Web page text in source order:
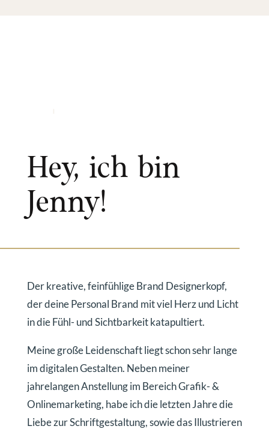
Hey, ich bin
Jenny!
Der kreative, feinfühlige Brand Designerkopf,
der deine Personal Brand mit viel Herz und Licht
in die Fühl- und Sichtbarkeit katapultiert.
Meine große Leidenschaft liegt schon sehr lange
im digitalen Gestalten. Neben meiner
jahrelangen Anstellung im Bereich Grafik- &
Onlinemarketing, habe ich die letzten Jahre die
Liebe zur Schriftgestaltung, sowie das Illustrieren